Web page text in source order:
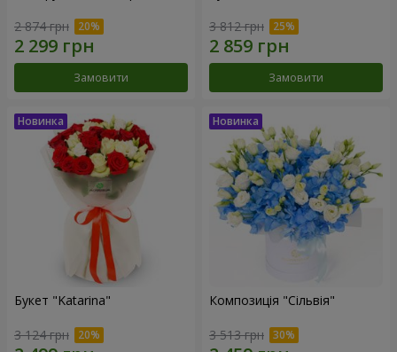
2 874 грн
Замовити
3 812 грн
Замовити
Букет "Katarina"
3 124 грн
Композиція "Сільвія"
3 513 грн